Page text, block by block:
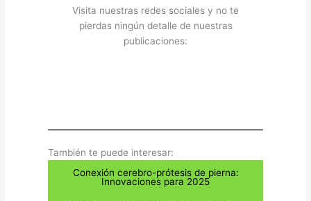
Visita nuestras redes sociales y no te
pierdas ningún detalle de nuestras
publicaciones:
También te puede interesar:​
Conexión cerebro-prótesis de pierna:
Innovaciones para 2025